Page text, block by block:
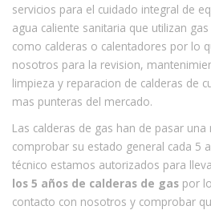
servicios para el cuidado integral de
agua caliente sanitaria que utilizan
como calderas o calentadores por lo
nosotros para la revision,
limpieza y reparacion de calderas de
mas punteras del mercado.
Las calderas de gas han de pasar
comprobar su estado general cada 5
técnico estamos autorizados para
los 5 años de calderas de gas por
contacto con nosotros y comprobar